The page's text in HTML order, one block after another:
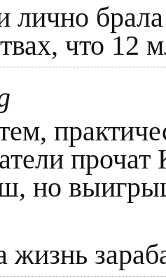
лично
что 12
но
жизнь